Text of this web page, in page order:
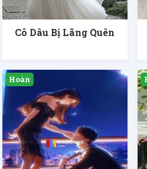
Cô Dâu Bị Lãng Quên